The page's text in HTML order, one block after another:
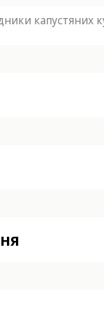
капустяних